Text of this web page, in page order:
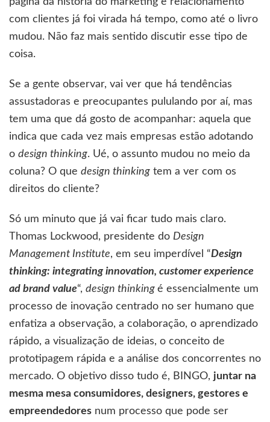
com clientes já foi virada há tempo, como até o livro
mudou. Não faz mais sentido discutir esse tipo de
coisa.
Se a gente observar, vai ver que há tendências
assustadoras e preocupantes pululando por aí, mas
tem uma que dá gosto de acompanhar: aquela que
indica que cada vez mais empresas estão adotando
o design thinking. Ué, o assunto mudou no meio da
coluna? O que design thinking tem a ver com os
direitos do cliente?
Só um minuto que já vai ficar tudo mais claro.
Thomas Lockwood, presidente do Design
Management Institute, em seu imperdível “Design
thinking: integrating innovation, customer experience
ad brand value“, design thinking é essencialmente um
processo de inovação centrado no ser humano que
enfatiza a observação, a colaboração, o aprendizado
rápido, a visualização de ideias, o conceito de
prototipagem rápida e a análise dos concorrentes no
mercado. O objetivo disso tudo é, BINGO, juntar na
mesma mesa consumidores, designers, gestores e
empreendedores num processo que pode ser